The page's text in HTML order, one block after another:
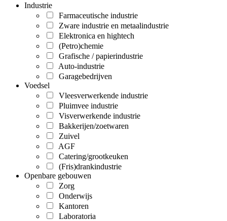
Industrie
Farmaceutische industrie
Zware industrie en metaalindustrie
Elektronica en hightech
(Petro)chemie
Grafische / papierindustrie
Auto-industrie
Garagebedrijven
Voedsel
Vleesverwerkende industrie
Pluimvee industrie
Visverwerkende industrie
Bakkerijen/zoetwaren
Zuivel
AGF
Catering/grootkeuken
(Fris)drankindustrie
Openbare gebouwen
Zorg
Onderwijs
Kantoren
Laboratoria